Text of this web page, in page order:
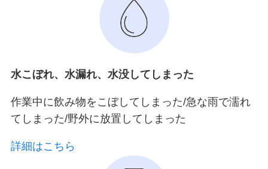
水こぼれ、水漏れ、水没してしまった
作業中に飲み物をこぼしてしまった/急な雨で濡れ
てしまった/野外に放置してしまった
詳細はこちら